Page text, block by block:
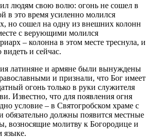
людям свою волю: огонь не сошел в
в это время усиленно молился
но сошел на одну из внешних колонн
с верующими молился
– колонна в этом месте треснула, и
и сейчас.
латиняне и армяне были вынуждены
и признали, что Бог имеет
огонь только в руки служителя
Известно, что для появления огня
условие – в Святогробском храме с
обязательно должны появится местные
возносящие молитву к Богородице и
языке.